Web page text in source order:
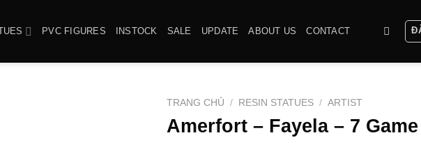
PVC FIGURES INSTOCK SALE UPDATE ABOUT US CONTACT
TRANG CHỦ / RESIN STATUES / ARTIST
Amerfort – Fayela – 7 Game